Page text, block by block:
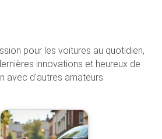
pour les voitures au quotidien,
innovations et heureux de
avec d'autres amateurs.